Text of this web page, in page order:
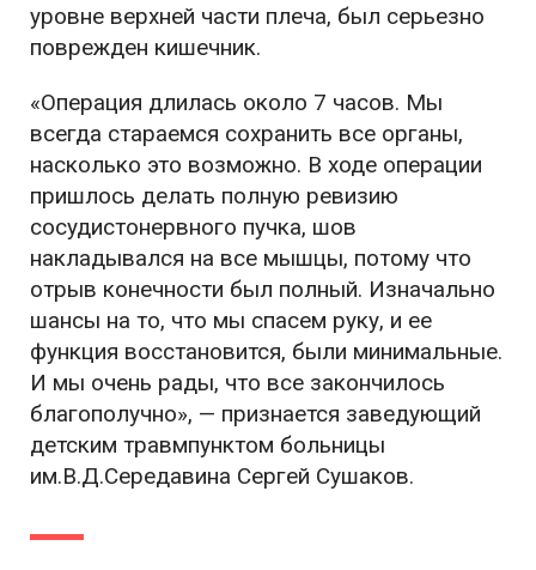
уровне верхней части плеча, был серьезно
поврежден кишечник.
«Операция длилась около 7 часов. Мы
всегда стараемся сохранить все органы,
насколько это возможно. В ходе операции
пришлось делать полную ревизию
сосудистонервного пучка, шов
накладывался на все мышцы, потому что
отрыв конечности был полный. Изначально
шансы на то, что мы спасем руку, и ее
функция восстановится, были минимальные.
И мы очень рады, что все закончилось
благополучно», — признается заведующий
детским травмпунктом больницы
им.В.Д.Середавина Сергей Сушаков.